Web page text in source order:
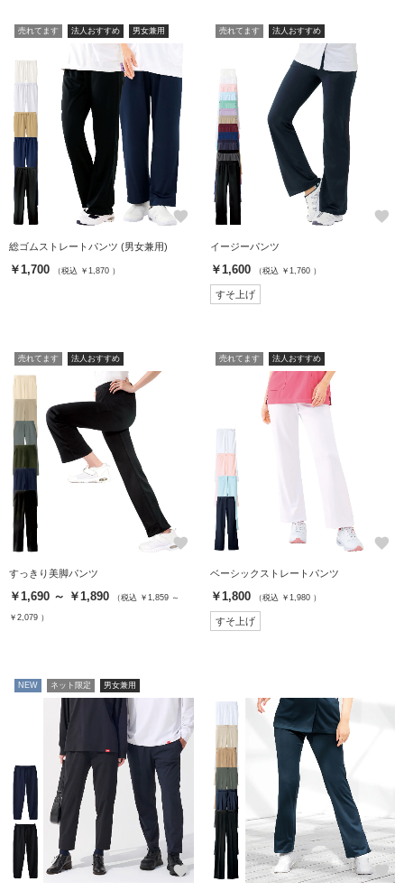
売れてます 法人おすすめ 男女兼用
favorite
総ゴムストレートパンツ (男女兼用)
￥1,700 （税込 ￥1,870 ）
売れてます 法人おすすめ
favorite
イージーパンツ
￥1,600 （税込 ￥1,760 ）
すそ上げ
売れてます 法人おすすめ
favorite
すっきり美脚パンツ
￥1,690 ～ ￥1,890 （税込 ￥1,859 ～
￥2,079 ）
売れてます 法人おすすめ
favorite
ベーシックストレートパンツ
￥1,800 （税込 ￥1,980 ）
すそ上げ
NEW ネット限定 男女兼用
favorite favorite